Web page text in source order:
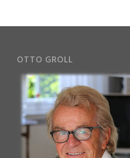
OTTO GROLL